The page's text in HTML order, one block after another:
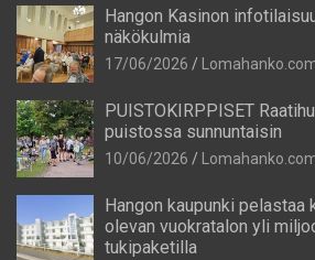
Hangon Kasinon
näkökulmia
17/06/2026
PUISTOKIRPPISET
puistossa sunnuntaisin
10/06/2026
Hangon kaupunki pelastaa
olevan vuokratalon yli
tukipaketilla